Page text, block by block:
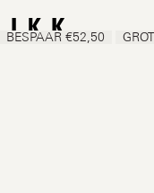
BESPAAR €52,50